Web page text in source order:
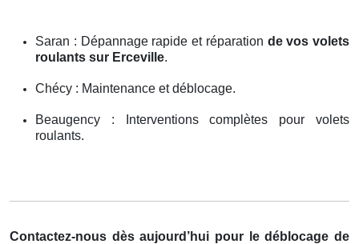
Saran : Dépannage rapide et réparation de vos volets
roulants sur Erceville.
Chécy : Maintenance et déblocage.
Beaugency : Interventions complètes pour volets
roulants.
Contactez-nous dès aujourd’hui pour le déblocage de